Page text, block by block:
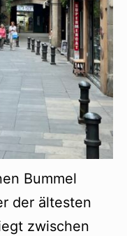
Bummel
der ältesten
zwischen